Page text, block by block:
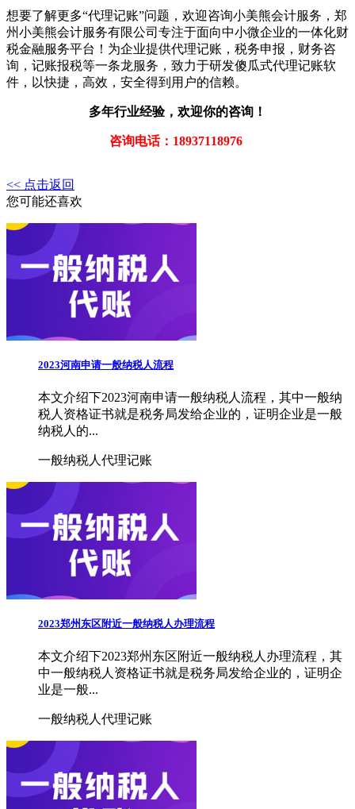
想要了解更多“代理记账”问题，欢迎咨询小美熊会计服务，郑
州小美熊会计服务有限公司专注于面向中小微企业的一体化财
税金融服务平台！为企业提供代理记账，税务申报，财务咨
询，记账报税等一条龙服务，致力于研发傻瓜式代理记账软
件，以快捷，高效，安全得到用户的信赖。
多年行业经验，欢迎你的咨询！
咨询电话：18937118976
<< 点击返回
您可能还喜欢
2023河南申请一般纳税人流程
本文介绍下2023河南申请一般纳税人流程，其中一般纳
税人资格证书就是税务局发给企业的，证明企业是一般
纳税人的...
一般纳税人代理记账
2023郑州东区附近一般纳税人办理流程
本文介绍下2023郑州东区附近一般纳税人办理流程，其
中一般纳税人资格证书就是税务局发给企业的，证明企
业是一般...
一般纳税人代理记账